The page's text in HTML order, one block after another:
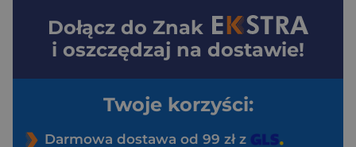
Dołącz do Znak
i oszczędzaj na dostawie!
Twoje korzyści:
Darmowa dostawa od 99 zł z